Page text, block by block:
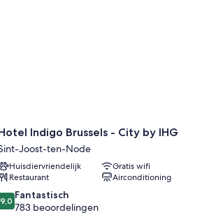
Indigo Brussels - City by IHG
Joost-ten-Node
Huisdiervriendelijk
Gratis wifi
Restaurant
Airconditioning
9,0 Fantastisch
783 beoordelingen